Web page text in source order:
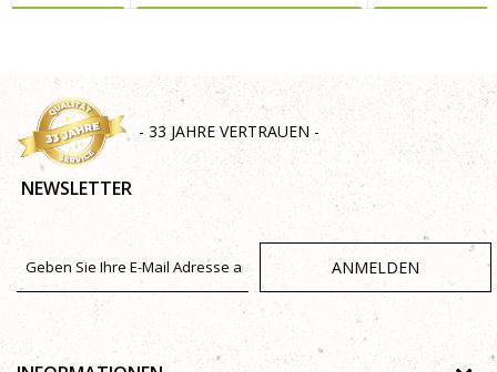
- 33 JAHRE VERTRAUEN -
NEWSLETTER
ANMELDEN